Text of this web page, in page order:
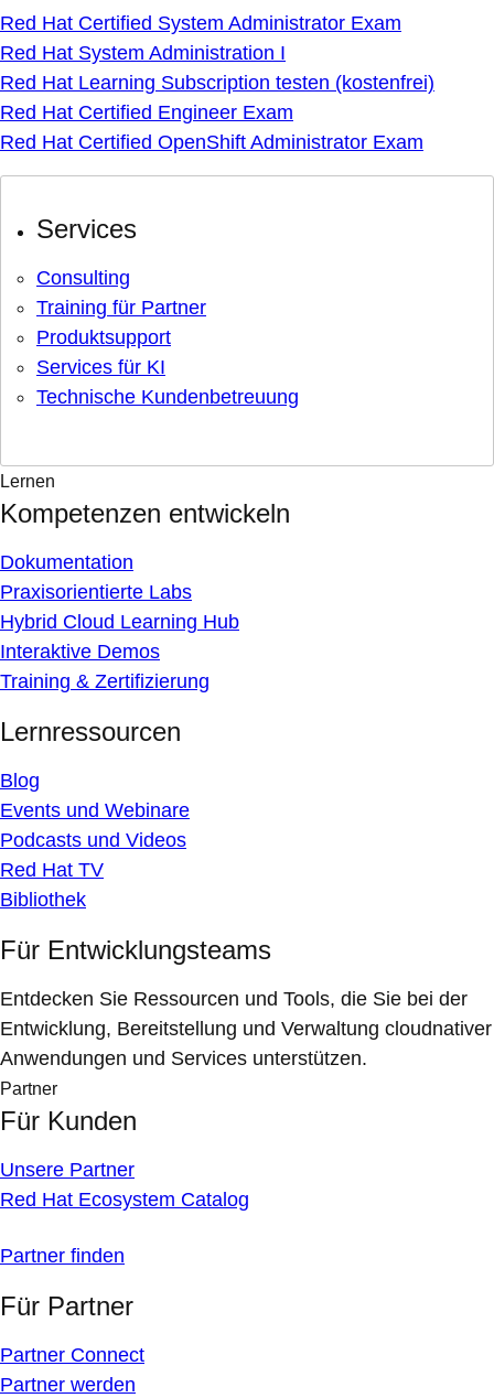
Red Hat Certified System Administrator Exam
Red Hat System Administration I
Red Hat Learning Subscription testen (kostenfrei)
Red Hat Certified Engineer Exam
Red Hat Certified OpenShift Administrator Exam
Services
Consulting
Training für Partner
Produktsupport
Services für KI
Technische Kundenbetreuung
Lernen
Kompetenzen entwickeln
Dokumentation
Praxisorientierte Labs
Hybrid Cloud Learning Hub
Interaktive Demos
Training & Zertifizierung
Lernressourcen
Blog
Events und Webinare
Podcasts und Videos
Red Hat TV
Bibliothek
Für Entwicklungsteams
Entdecken Sie Ressourcen und Tools, die Sie bei der
Entwicklung, Bereitstellung und Verwaltung cloudnativer
Anwendungen und Services unterstützen.
Partner
Für Kunden
Unsere Partner
Red Hat Ecosystem Catalog
Partner finden
Für Partner
Partner Connect
Partner werden